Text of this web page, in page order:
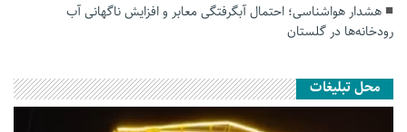
هشدار هواشناسی؛ احتمال آبگرفتگی معابر و افزایش ناگهانی آب
رودخانه‌ها در گلستان
محل تبلیغات